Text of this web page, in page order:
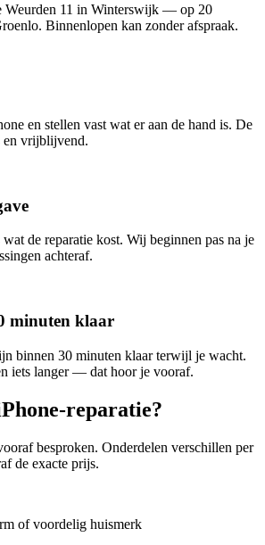
Weurden 11 in Winterswijk — op 20
Binnenlopen kan zonder afspraak.
en stellen vast wat er aan de hand is. De
en vrijblijvend.
de reparatie kost. Wij beginnen pas na je
achteraf.
minuten klaar
binnen 30 minuten klaar terwijl je wacht.
iets langer — dat hoor je vooraf.
reparatie?
besproken. Onderdelen verschillen per
de exacte prijs.
of voordelig huismerk